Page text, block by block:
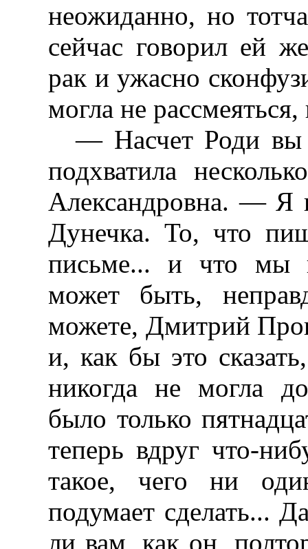
неожиданно, но
сейчас говорил ей
рак и ужасно
могла не рассмеяться,
— Насчет Роди вы
подхватила
Александровна. — Я
Дунечка. То, что
письме... и что мы
может быть,
можете, Дмитрий
и, как бы это
никогда не могла
было только
теперь вдруг что-
такое, чего ни
подумает сделать...
ли вам, как он,